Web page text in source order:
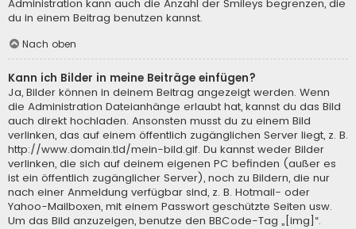
Administration kann auch die Anzahl der Smileys begrenzen, die
du in einem Beitrag benutzen kannst.
Nach oben
Kann ich Bilder in meine Beiträge einfügen?
Ja, Bilder können in deinem Beitrag angezeigt werden. Wenn
die Administration Dateianhänge erlaubt hat, kannst du das Bild
auch direkt hochladen. Ansonsten musst du zu einem Bild
verlinken, das auf einem öffentlich zugänglichen Server liegt, z. B.
http://www.domain.tld/mein-bild.gif. Du kannst weder Bilder
verlinken, die sich auf deinem eigenen PC befinden (außer es
ist ein öffentlich zugänglicher Server), noch zu Bildern, die nur
nach einer Anmeldung verfügbar sind, z. B. Hotmail- oder
Yahoo-Mailboxen, mit einem Passwort geschützte Seiten usw.
Um das Bild anzuzeigen, benutze den BBCode-Tag „[img]“.